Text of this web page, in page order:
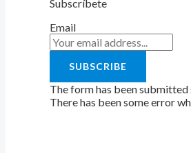
Subscríbete
Email
SUBSCRIBE
The form has been
There has been some error